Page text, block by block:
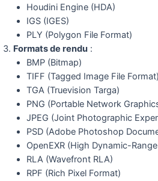
Houdini Engine (HDA)
IGS (IGES)
PLY (Polygon File Format)
Formats de rendu :
BMP (Bitmap)
TIFF (Tagged Image File Format)
TGA (Truevision Targa)
PNG (Portable Network
JPEG (Joint Photographic
PSD (Adobe Photoshop
OpenEXR (High Dynamic-
RLA (Wavefront RLA)
RPF (Rich Pixel Format)